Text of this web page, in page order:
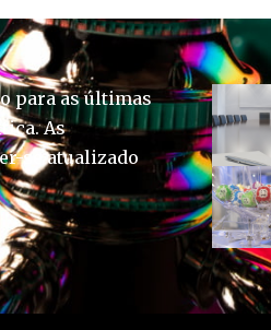
para as últimas
As
se atualizado